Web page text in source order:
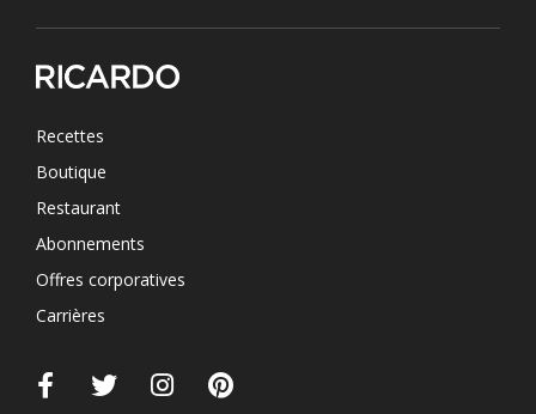
Recettes
Boutique
Restaurant
Abonnements
Offres corporatives
Carrières